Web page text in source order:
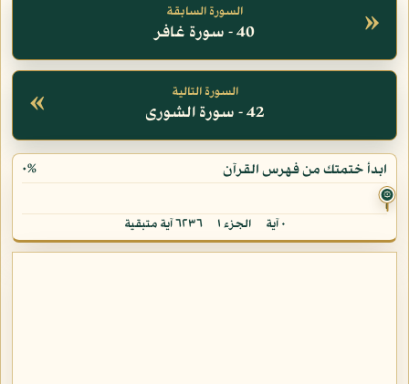
» السورة السابقة
40 - سورة غافر
« السورة التالية
42 - سورة الشورى
ابدأ ختمتك من فهرس القرآن ٠%
۞
٠ آية الجزء ١ ٦٢٣٦ آية متبقية